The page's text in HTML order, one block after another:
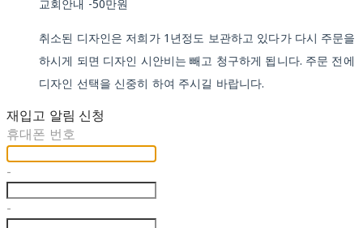
교회안내 -50만원
취소된 디자인은 저희가 1년정도 보관하고 있다가 다시 주문을
하시게 되면 디자인 시안비는 빼고 청구하게 됩니다. 주문 전에
디자인 선택을 신중히 하여 주시길 바랍니다.
재입고 알림 신청
휴대폰 번호
-
-